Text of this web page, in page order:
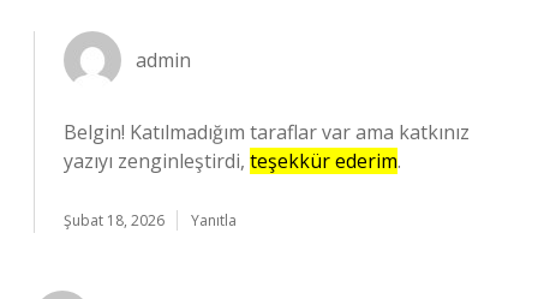
admin
Belgin! Katılmadığım taraflar var ama katkınız
yazıyı zenginleştirdi, teşekkür ederim.
Şubat 18, 2026 Yanıtla